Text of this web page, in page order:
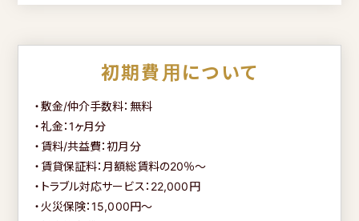
初期費用について
・敷金/仲介手数料：無料
・礼金：1ヶ月分
・賃料/共益費：初月分
・賃貸保証料：月額総賃料の20％～
・トラブル対応サービス：22,000円
・火災保険：15,000円～